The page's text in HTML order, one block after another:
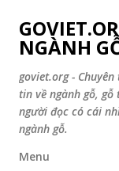
NGÀNH
goviet.org -
tin về ngành gỗ,
người đọc có cái
ngành gỗ.
Menu